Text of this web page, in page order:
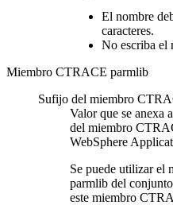
El nombre
caracteres.
No escriba el
Miembro CTRACE parmlib
Sufijo del miembro
Valor que se anexa
del miembro
WebSphere
Se puede utilizar el
parmlib del
este miembro